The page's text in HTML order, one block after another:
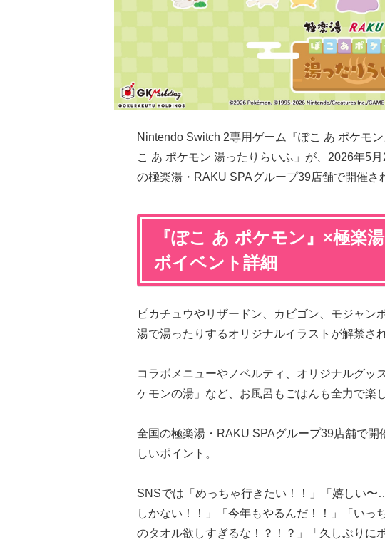
Nintendo Switch 2専用ゲーム『ぽこ あ ポケモ
こ あ ポケモン 湯ったりらいふ」が、2026年5
の極楽湯・RAKU SPAグループ39店舗で開催さ
『ぽこ あ ポケモン』×極楽
ボイベント詳細
ピカチュウやリザードン、カビゴン、モジャン
湯で湯ったりするオリジナルイラストが解禁さ
コラボメニューやノベルティ、オリジナルグッ
ケモンの湯」など、お風呂もごはんも全力で楽
全国の極楽湯・RAKU SPAグループ39店舗で
しいポイント。
SNSでは「めっちゃ行きたい！！」「嬉しい〜
しかない！！」「今年もやるんだ！！」「いっ
のタオル欲しすぎるな！？！？」「久しぶりに